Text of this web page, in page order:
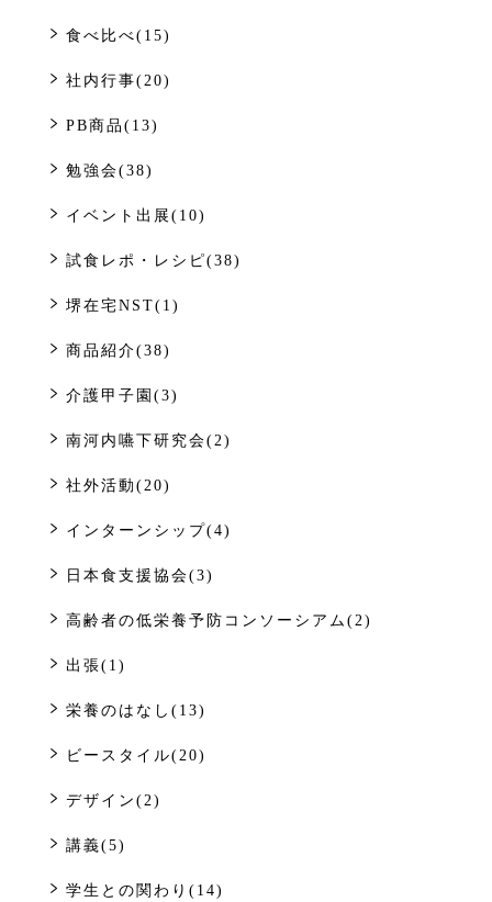
食べ比べ(15)
社内行事(20)
PB商品(13)
勉強会(38)
イベント出展(10)
試食レポ・レシピ(38)
堺在宅NST(1)
商品紹介(38)
介護甲子園(3)
南河内嚥下研究会(2)
社外活動(20)
インターンシップ(4)
日本食支援協会(3)
高齢者の低栄養予防コンソーシアム(2)
出張(1)
栄養のはなし(13)
ビースタイル(20)
デザイン(2)
講義(5)
学生との関わり(14)